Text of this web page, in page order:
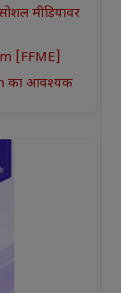
मीडियावर
[FFME]
का आवश्यक